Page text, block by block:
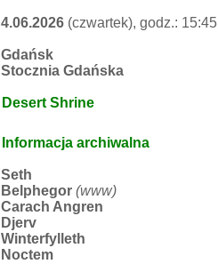
4.06.2026(czwartek), godz.: 15:45
Gdańsk
Stocznia Gdańska
Desert Shrine
Informacja archiwalna
Seth
Belphegor (www)
Carach Angren
Djerv
Winterfylleth
Noctem